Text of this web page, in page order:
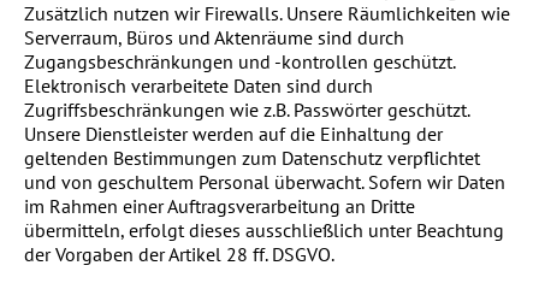
Zusätzlich nutzen wir Firewalls. Unsere Räumlichkeiten wie
Serverraum, Büros und Aktenräume sind durch
Zugangsbeschränkungen und -kontrollen geschützt.
Elektronisch verarbeitete Daten sind durch
Zugriffsbeschränkungen wie z.B. Passwörter geschützt.
Unsere Dienstleister werden auf die Einhaltung der
geltenden Bestimmungen zum Datenschutz verpflichtet
und von geschultem Personal überwacht. Sofern wir Daten
im Rahmen einer Auftragsverarbeitung an Dritte
übermitteln, erfolgt dieses ausschließlich unter Beachtung
der Vorgaben der Artikel 28 ff. DSGVO.